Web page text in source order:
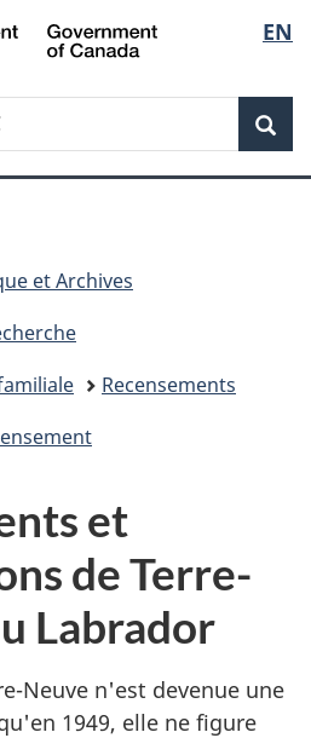
Passer
au
Passer
à
du
Passer
à
simplifiée
de
la
EN
et Archives
Recensements
et
de Terre-
Labrador
Neuve n'est devenue une
1949, elle ne figure